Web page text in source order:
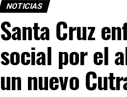
NOTICIAS
Santa Cruz
social por el
un nuevo